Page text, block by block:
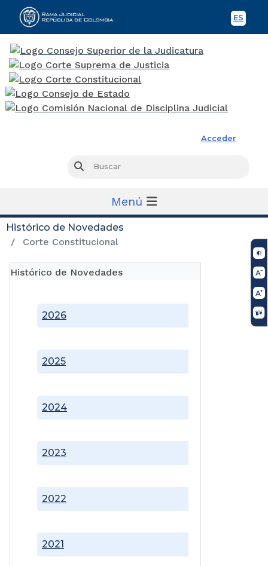
ES
Acceder
Buscar
Menú
Histórico de Novedades
Corte Constitucional
Histórico de Novedades
2021
2022
2023
2024
2025
2026